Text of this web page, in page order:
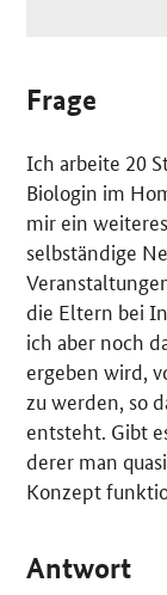
Frage
Ich arbeite 20
Biologin im
mir ein
selbständige
die Eltern bei
ich aber noch
ergeben wird,
zu werden, so
entsteht. Gibt
derer man
Konzept
Antwort